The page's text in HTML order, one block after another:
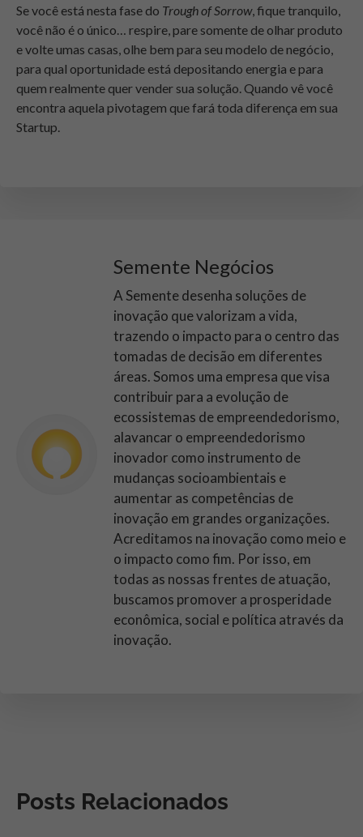
Se você está nesta fase do Trough of Sorrow, fique tranquilo,
você não é o único… respire, pare somente de olhar produto
e volte umas casas, olhe bem para seu modelo de negócio,
para qual oportunidade está depositando energia e para
quem realmente quer vender sua solução. Quando vê você
encontra aquela pivotagem que fará toda diferença em sua
Startup.
Semente Negócios
A Semente desenha soluções de
inovação que valorizam a vida,
trazendo o impacto para o centro das
tomadas de decisão em diferentes
áreas. Somos uma empresa que visa
contribuir para a evolução de
ecossistemas de empreendedorismo,
alavancar o empreendedorismo
inovador como instrumento de
mudanças socioambientais e
aumentar as competências de
inovação em grandes organizações.
Acreditamos na inovação como meio e
o impacto como fim. Por isso, em
todas as nossas frentes de atuação,
buscamos promover a prosperidade
econômica, social e política através da
inovação.
Posts Relacionados